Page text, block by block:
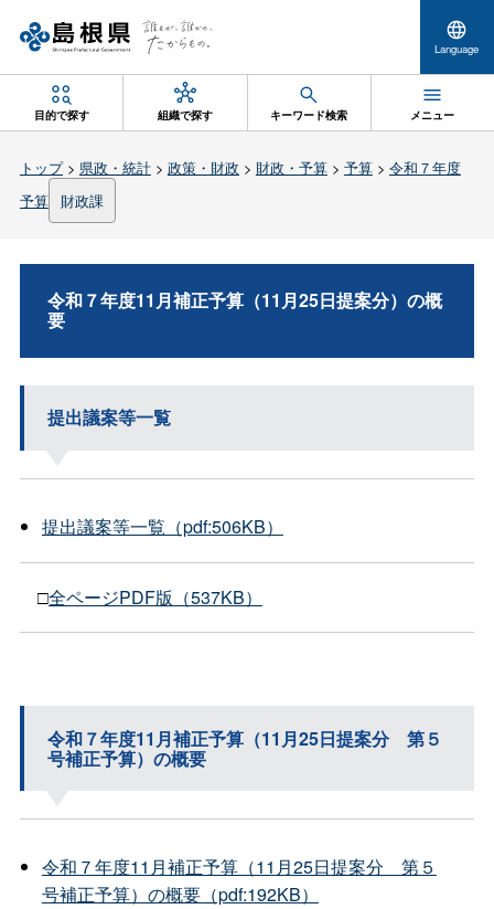
Language
目的で探す 組織で探す キーワード検索 メニュー
トップ> 県政・統計> 政策・財政 > 財政・予算> 予算> 令和７年度
予算
財政課
令和７年度11月補正予算（11月25日提案分）の概
要
提出議案等一覧
提出議案等一覧（pdf:506KB）
□全ページPDF版（537KB）
令和７年度11月補正予算（11月25日提案分 第５
号補正予算）の概要
令和７年度11月補正予算（11月25日提案分 第５
号補正予算）の概要（pdf:192KB）